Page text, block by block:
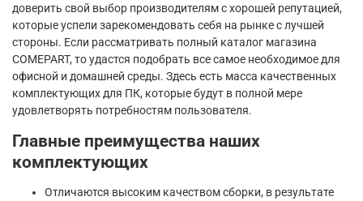
доверить свой выбор производителям с хорошей репутацией,
которые успели зарекомендовать себя на рынке с лучшей
стороны. Если рассматривать полный каталог магазина
COMEPART, то удастся подобрать все самое необходимое для
офисной и домашней среды. Здесь есть масса качественных
комплектующих для ПК, которые будут в полной мере
удовлетворять потребностям пользователя.
Главные преимущества наших
комплектующих
Отличаются высоким качеством сборки, в результате